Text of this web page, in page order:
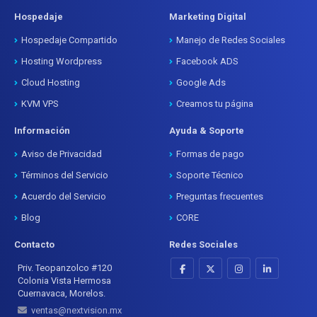
Hospedaje
Hospedaje Compartido
Hosting Wordpress
Cloud Hosting
KVM VPS
Marketing Digital
Manejo de Redes Sociales
Facebook ADS
Google Ads
Creamos tu página
Información
Aviso de Privacidad
Términos del Servicio
Acuerdo del Servicio
Blog
Ayuda & Soporte
Formas de pago
Soporte Técnico
Preguntas frecuentes
CORE
Contacto
Priv. Teopanzolco #120
Colonia Vista Hermosa
Cuernavaca, Morelos.
ventas@nextvision.mx
Redes Sociales